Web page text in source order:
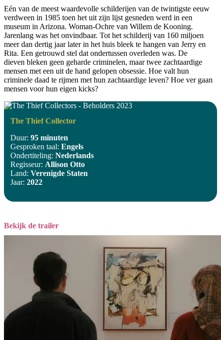
Eén van de meest waardevolle schilderijen van de twintigste eeuw
verdween in 1985 toen het uit zijn lijst gesneden werd in een
museum in Arizona. Woman-Ochre van Willem de Kooning.
Jarenlang was het onvindbaar. Tot het schilderij van 160 miljoen
meer dan dertig jaar later in het huis bleek te hangen van Jerry en
Rita. Een getrouwd stel dat ondertussen overleden was. De
dieven bleken geen geharde criminelen, maar twee zachtaardige
mensen met een uit de hand gelopen obsessie. Hoe valt hun
criminele daad te rijmen met hun zachtaardige leven? Hoe ver gaan
mensen voor hun eigen kicks?
The Thief Collector
Duur:95 minuten
Gesproken taal:Engels
Ondertiteling:Nederlands
Regisseur: Allison Otto
Land:Verenigde Staten
Jaar:2022
Bekijk de trailer